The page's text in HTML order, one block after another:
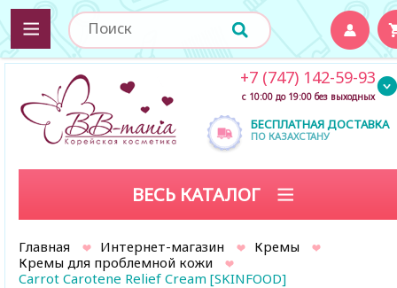
БЕСПЛАТНАЯ ДОСТАВКА
ПО КАЗАХСТАНУ
+7 (747) 142-59-93
с 10:00 до 19:00 без выходных
ВЕСЬ КАТАЛОГ
Главная Интернет-магазин
Кремы
Кремы для проблемной кожи
Carrot Carotene Relief Cream [SKINFOOD]